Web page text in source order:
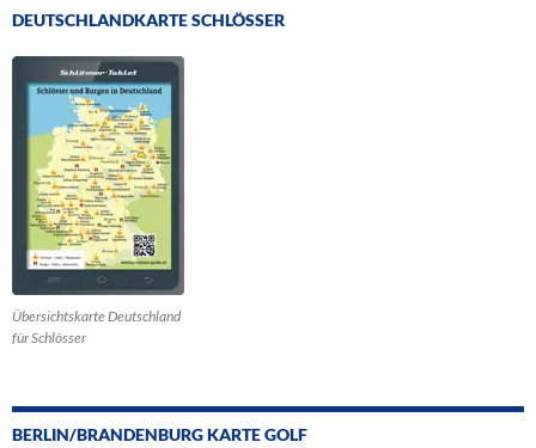
DEUTSCHLANDKARTE SCHLÖSSER
Übersichtskarte Deutschland
für Schlösser
BERLIN/BRANDENBURG KARTE GOLF